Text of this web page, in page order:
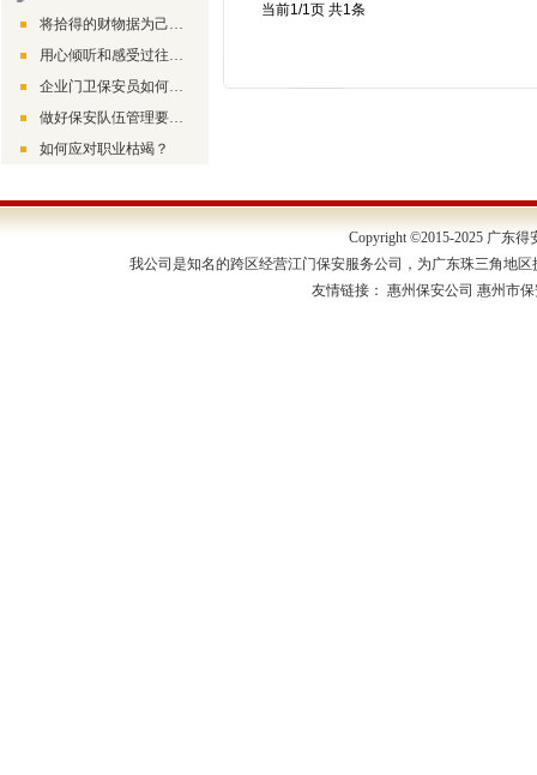
当前1/1页 共1条
将拾得的财物据为己有有可能构成诈骗罪
用心倾听和感受过往的美好
企业门卫保安员如何做好检查工作
做好保安队伍管理要摸准“兵情”了解“兵心”
如何应对职业枯竭？
Copyright ©2015-2025 广东
我公司是知名的跨区经营江门保安服务公司，为广东珠三角地
友情链接： 惠州保安公司 惠州市